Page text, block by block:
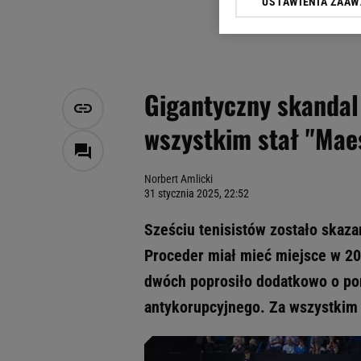
Gigantyczny
wszystkim stał
Norbert Amlicki
31 stycznia 2025, 22:52
Sześciu tenisistów zostało
Proceder miał mieć miejsce w
dwóch poprosiło dodatkowo o
antykorupcyjnego. Za wszystkim
Klikając „Akceptuję”
Zaufanych Partnerów i
My, nasi Zaufani
Przechowywanie